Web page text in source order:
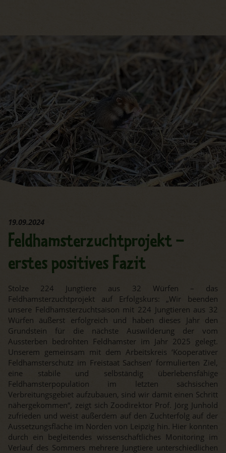
19.09.2024
Feldhamsterzuchtprojekt –
erstes positives Fazit
Stolze 224 Jungtiere aus 32 Würfen – das
Feldhamsterzuchtprojekt auf Erfolgskurs: „Wir beenden
unsere Feldhamsterzuchtsaison mit 224 Jungtieren aus 32
Würfen äußerst erfolgreich und haben dieses Jahr den
Grundstein für die nächste Auswilderung der vom
Aussterben bedrohten Feldhamster im Jahr 2025 gelegt.
Unserem gemeinsam mit dem Arbeitskreis ‘Kooperativer
Feldhamsterschutz im Freistaat Sachsen‘ formulierten Ziel,
eine stabile und selbständig überlebensfähige
Feldhamsterpopulation im letzten sächsischen
Verbreitungsgebiet aufzubauen, sind wir damit einen Schritt
nähergekommen“, zeigt sich Zoodirektor Prof. Jörg Junhold
zufrieden und weist außerdem auf den Zuchterfolg auf der
Aussetzungsfläche im Norden von Leipzig hin. Hier konnten
durch ein begleitendes wissenschaftliches Monitoring im
Verlauf des Sommers mehrere Jungtiere unterschiedlichen